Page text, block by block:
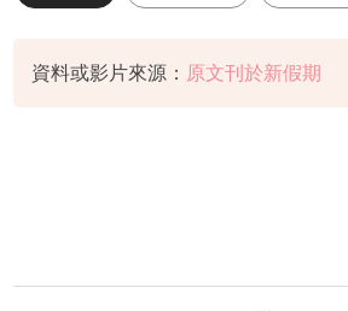
資料或影片來源： 原文刊於新假期